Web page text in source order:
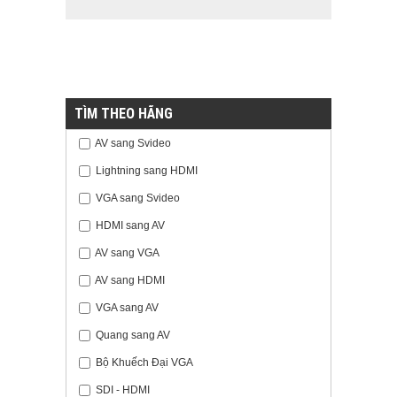
TÌM THEO HÃNG
AV sang Svideo
Lightning sang HDMI
VGA sang Svideo
HDMI sang AV
AV sang VGA
AV sang HDMI
VGA sang AV
Quang sang AV
Bộ Khuếch Đại VGA
SDI - HDMI